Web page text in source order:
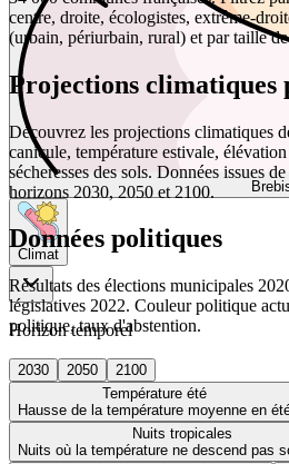
Climat
Horizon temporel
2030 2050
2100
Température été
Hausse de la température moyenne en
Nuits tropicales
Nuits où la température ne descend pas
centre, droite, écologistes, extrême-
(urbain, périurbain, rural) et par taille
Projections climatiques
Découvrez les projections climatiques
canicule, température estivale,
sécheresses des sols. Données issues
horizons 2030, 2050 et 2100.
Données politiques
Résultats des élections municipales
législatives 2022. Couleur politique
politique, taux d'abstention.